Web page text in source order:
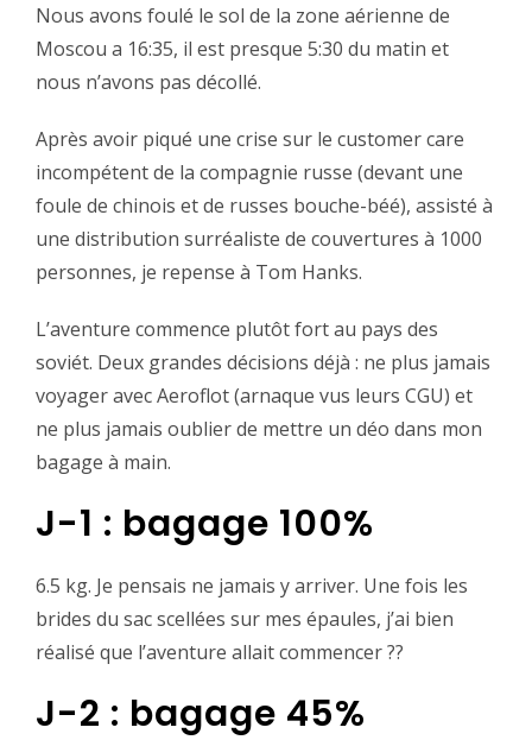
Nous avons foulé le sol de la zone aérienne de
Moscou a 16:35, il est presque 5:30 du matin et
nous n’avons pas décollé.
Après avoir piqué une crise sur le customer care
incompétent de la compagnie russe (devant une
foule de chinois et de russes bouche-béé), assisté à
une distribution surréaliste de couvertures à 1000
personnes, je repense à Tom Hanks.
L’aventure commence plutôt fort au pays des
soviét. Deux grandes décisions déjà : ne plus jamais
voyager avec Aeroflot (arnaque vus leurs CGU) et
ne plus jamais oublier de mettre un déo dans mon
bagage à main.
J-1 : bagage 100%
6.5 kg. Je pensais ne jamais y arriver. Une fois les
brides du sac scellées sur mes épaules, j’ai bien
réalisé que l’aventure allait commencer ??
J-2 : bagage 45%